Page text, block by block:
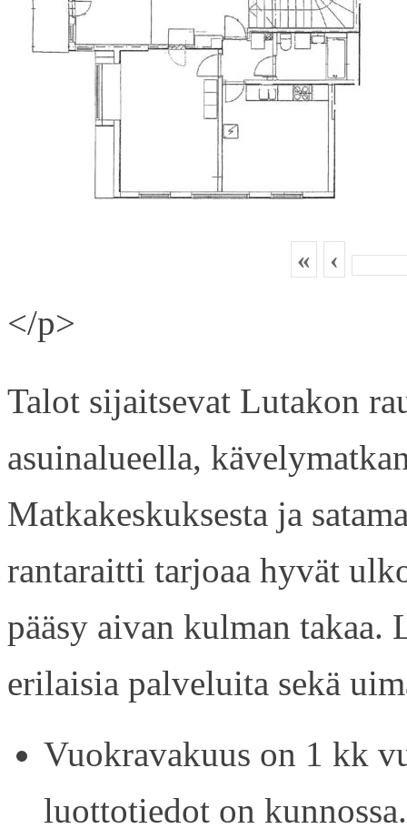
« ‹
</p>
Talot sijaitsevat Lutakon
asuinalueella,
Matkakeskuksesta ja
rantaraitti tarjoaa hyvät
pääsy aivan kulman
erilaisia palveluita sekä
Vuokravakuus on 1 kk
luottotiedot on kunnossa.